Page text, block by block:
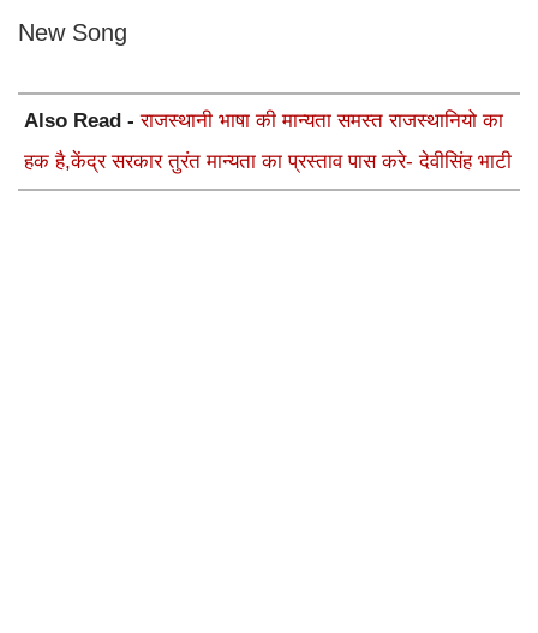
New Song
Also Read -राजस्थानी भाषा की मान्यता समस्त राजस्थानियो का
हक है,केंद्र सरकार तुरंत मान्यता का प्रस्ताव पास करे- देवीसिंह भाटी